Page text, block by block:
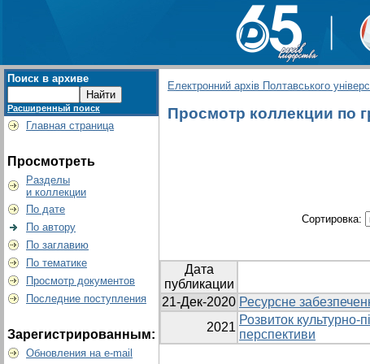
Поиск в архиве
Расширенный поиск
Главная страница
Просмотреть
Разделы
и коллекции
По дате
По автору
По заглавию
По тематике
Просмотр документов
Последние поступления
Зарегистрированным:
Обновления на e-mail
Електронний архів Полтавського
Просмотр коллекции по
Сортировка:
Дата
публикации
21-Дек-2020 Ресурсне
2021
Розвиток культурно-
перспективи